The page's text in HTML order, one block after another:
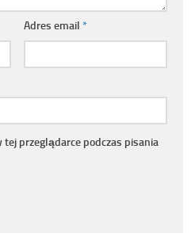
Adres email *
przeglądarce podczas pisania